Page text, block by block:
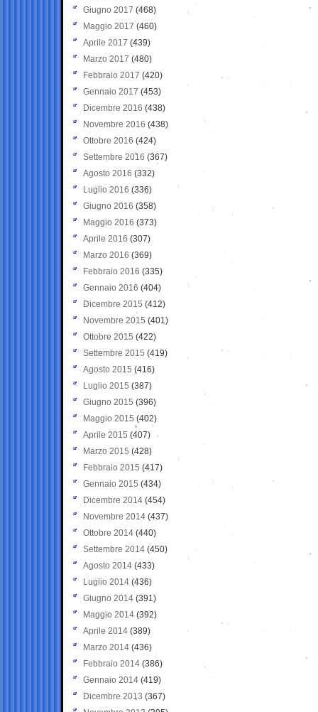
Giugno 2017 (468)
Maggio 2017 (460)
Aprile 2017 (439)
Marzo 2017 (480)
Febbraio 2017 (420)
Gennaio 2017 (453)
Dicembre 2016 (438)
Novembre 2016 (438)
Ottobre 2016 (424)
Settembre 2016 (367)
Agosto 2016 (332)
Luglio 2016 (336)
Giugno 2016 (358)
Maggio 2016 (373)
Aprile 2016 (307)
Marzo 2016 (369)
Febbraio 2016 (335)
Gennaio 2016 (404)
Dicembre 2015 (412)
Novembre 2015 (401)
Ottobre 2015 (422)
Settembre 2015 (419)
Agosto 2015 (416)
Luglio 2015 (387)
Giugno 2015 (396)
Maggio 2015 (402)
Aprile 2015 (407)
Marzo 2015 (428)
Febbraio 2015 (417)
Gennaio 2015 (434)
Dicembre 2014 (454)
Novembre 2014 (437)
Ottobre 2014 (440)
Settembre 2014 (450)
Agosto 2014 (433)
Luglio 2014 (436)
Giugno 2014 (391)
Maggio 2014 (392)
Aprile 2014 (389)
Marzo 2014 (436)
Febbraio 2014 (386)
Gennaio 2014 (419)
Dicembre 2013 (367)